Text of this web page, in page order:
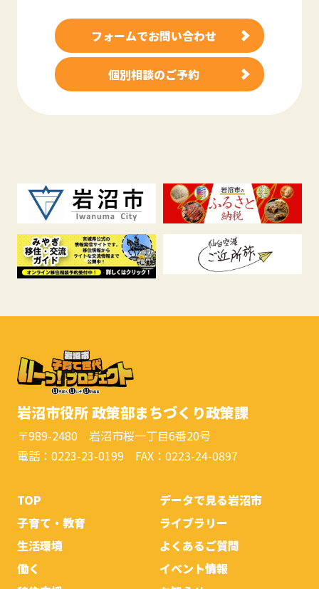
フォームでお問い合わせ
個別相談のご予約
岩沼市役所 政策部まちづくり政策課
〒989-2480 岩沼市桜一丁目6番20号
電話：0223-23-0199 FAX：0223-24-0897
TOP
子育て・教育
生活環境
働く
データで見る岩沼市
ライブラリー
よくあるご質問
イベント情報